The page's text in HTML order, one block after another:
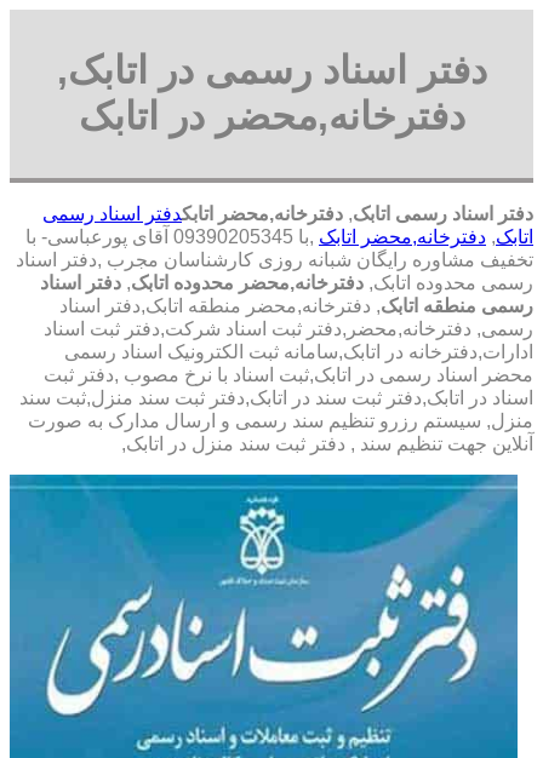
دفتر اسناد رسمی در اتابک,
دفترخانه,محضر در اتابک
دفتر اسناد رسمی اتابک, دفترخانه,محضر اتابکدفتر اسناد رسمی
اتابک, دفترخانه,محضر اتابک
,با 09390205345 آقای پورعباسی- با
تخفیف مشاوره رايگان شبانه روزی کارشناسان مجرب ,دفتر اسناد
رسمی محدوده اتابک, دفترخانه,محضر محدوده اتابک, دفتر اسناد
رسمی منطقه اتابک, دفترخانه,محضر منطقه اتابک,دفتر اسناد
رسمی, دفترخانه,محضر,دفتر ثبت اسناد شرکت,دفتر ثبت اسناد
ادارات,دفترخانه در اتابک,سامانه ثبت الکترونیک اسناد رسمی
محضر اسناد رسمی در اتابک,ثبت اسناد با نرخ مصوب ,دفتر ثبت
اسناد در اتابک,دفتر ثبت سند در اتابک,دفتر ثبت سند منزل,ثبت سند
منزل, سیستم رزرو تنظیم سند رسمی و ارسال مدارک به صورت
آنلاین جهت تنظیم سند , دفتر ثبت سند منزل در اتابک,